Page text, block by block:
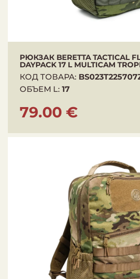
РЮКЗАК BERETTA TACTICAL
DAYPACK 17 L MULTICAM
КОД ТОВАРА:
ОБЪЕМ L: 17
79.00 €